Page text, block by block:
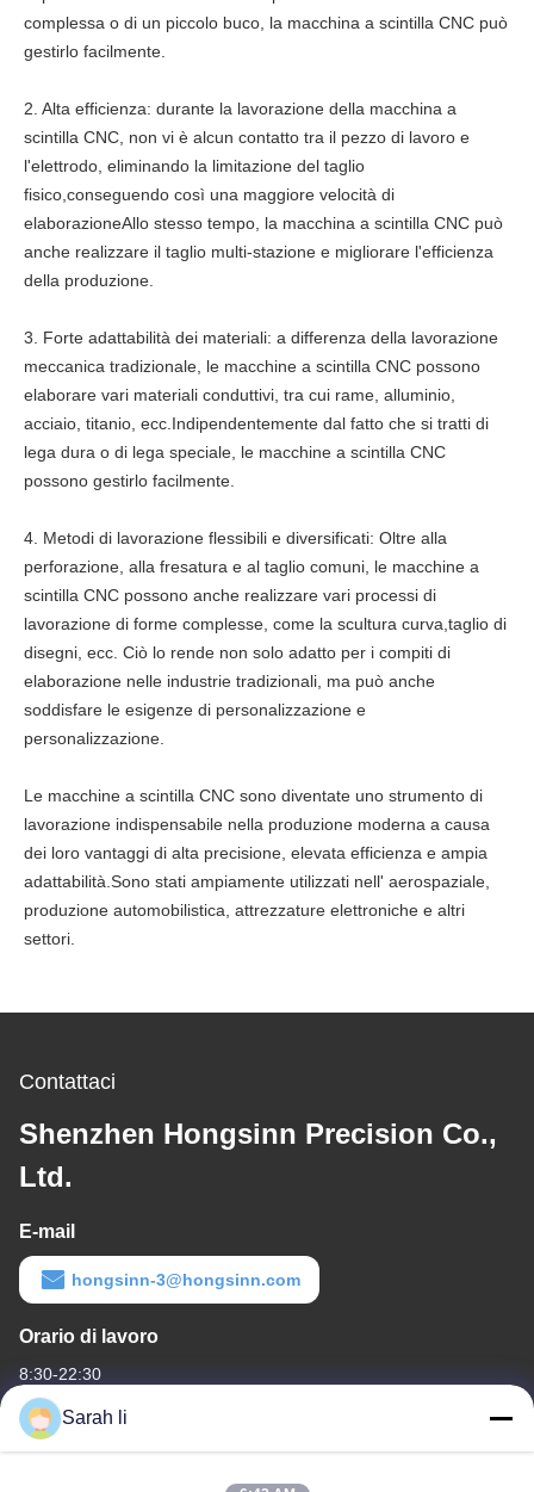
complessa o di un piccolo buco, la macchina a scintilla CNC può
gestirlo facilmente.
2. Alta efficienza: durante la lavorazione della macchina a
scintilla CNC, non vi è alcun contatto tra il pezzo di lavoro e
l'elettrodo, eliminando la limitazione del taglio
fisico,conseguendo così una maggiore velocità di
elaborazioneAllo stesso tempo, la macchina a scintilla CNC può
anche realizzare il taglio multi-stazione e migliorare l'efficienza
della produzione.
3. Forte adattabilità dei materiali: a differenza della lavorazione
meccanica tradizionale, le macchine a scintilla CNC possono
elaborare vari materiali conduttivi, tra cui rame, alluminio,
acciaio, titanio, ecc.Indipendentemente dal fatto che si tratti di
lega dura o di lega speciale, le macchine a scintilla CNC
possono gestirlo facilmente.
4. Metodi di lavorazione flessibili e diversificati: Oltre alla
perforazione, alla fresatura e al taglio comuni, le macchine a
scintilla CNC possono anche realizzare vari processi di
lavorazione di forme complesse, come la scultura curva,taglio di
disegni, ecc. Ciò lo rende non solo adatto per i compiti di
elaborazione nelle industrie tradizionali, ma può anche
soddisfare le esigenze di personalizzazione e
personalizzazione.
Le macchine a scintilla CNC sono diventate uno strumento di
lavorazione indispensabile nella produzione moderna a causa
dei loro vantaggi di alta precisione, elevata efficienza e ampia
adattabilità.Sono stati ampiamente utilizzati nell' aerospaziale,
produzione automobilistica, attrezzature elettroniche e altri
settori.
Contattaci
Shenzhen Hongsinn Precision Co.,
Ltd.
E-mail
hongsinn-3@hongsinn.com
Orario di lavoro
8:30-22:30
Il nostro indirizzo
Sarah li